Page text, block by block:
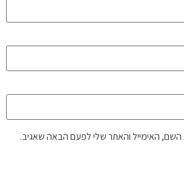
האימייל והאתר שלי לפעם הבאה שאגיב.